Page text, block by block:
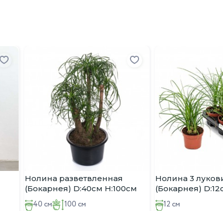
Нолина разветвленная
(Бокарнея) D:40см H:100см
40 см 100 см
Нолина 3
(Бокарнея)
12 см